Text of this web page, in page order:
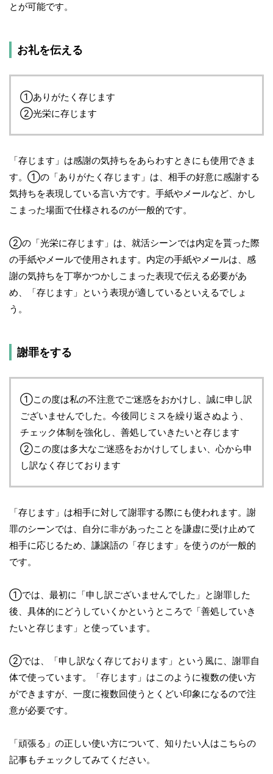
とが可能です。
お礼を伝える
①ありがたく存じます
②光栄に存じます
「存じます」は感謝の気持ちをあらわすときにも使用できま
す。①の「ありがたく存じます」は、相手の好意に感謝する
気持ちを表現している言い方です。手紙やメールなど、かし
こまった場面で仕様されるのが一般的です。
②の「光栄に存じます」は、就活シーンでは内定を貰った際
の手紙やメールで使用されます。内定の手紙やメールは、感
謝の気持ちを丁寧かつかしこまった表現で伝える必要があ
め、「存じます」という表現が適しているといえるでしょ
う。
謝罪をする
①この度は私の不注意でご迷惑をおかけし、誠に申し訳
ございませんでした。今後同じミスを繰り返さぬよう、
チェック体制を強化し、善処していきたいと存じます
②この度は多大なご迷惑をおかけしてしまい、心から申
し訳なく存じております
「存じます」は相手に対して謝罪する際にも使われます。謝
罪のシーンでは、自分に非があったことを謙虚に受け止めて
相手に応じるため、謙譲語の「存じます」を使うのが一般的
です。
①では、最初に「申し訳ございませんでした」と謝罪した
後、具体的にどうしていくかというところで「善処していき
たいと存じます」と使っています。
②では、「申し訳なく存じております」という風に、謝罪自
体で使っています。「存じます」はこのように複数の使い方
ができますが、一度に複数回使うとくどい印象になるので注
意が必要です。
「頑張る」の正しい使い方について、知りたい人はこちらの
記事もチェックしてみてください。